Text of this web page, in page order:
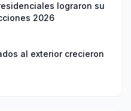
lograron su
2026
al exterior crecieron